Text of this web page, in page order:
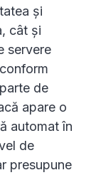
și
cât și
servere
de
apare o
automat în
de
presupune